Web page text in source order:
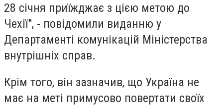
28 січня приїжджає з цією метою до
Чехії", - повідомили виданню у
Департаменті комунікацій Міністерства
внутрішніх справ.
Крім того, він зазначив, що Україна не
має на меті примусово повертати своїх